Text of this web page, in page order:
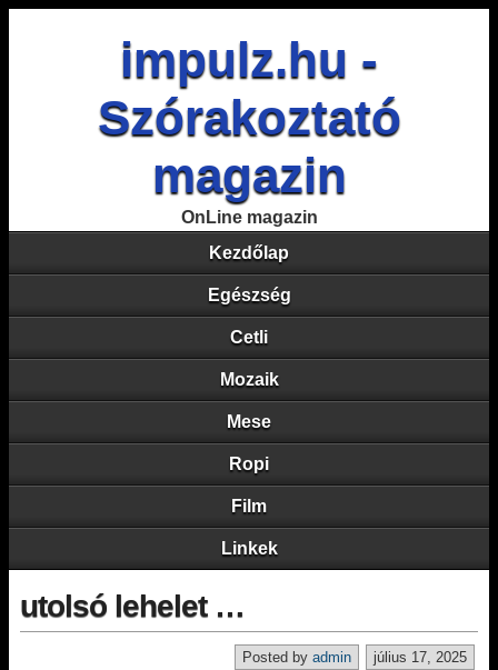
impulz.hu -
Szórakoztató
magazin
OnLine magazin
Kezdőlap
Egészség
Cetli
Mozaik
Mese
Ropi
Film
Linkek
utolsó lehelet …
július 17, 2025
Posted by admin